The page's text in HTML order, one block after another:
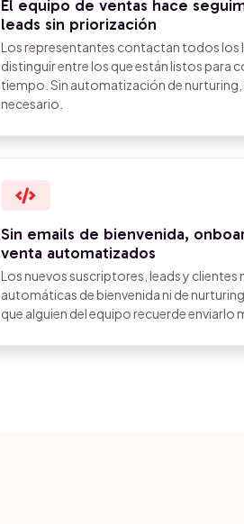
El equipo de ventas hace
leads sin priorización
Los representantes contactan todos los
distinguir entre los que están listos para
tiempo. Sin automatización de nurturing,
necesario.
Sin emails de bienvenida,
venta automatizados
Los nuevos suscriptores, leads y
automáticas de bienvenida ni de
que alguien del equipo recuerde enviarlo